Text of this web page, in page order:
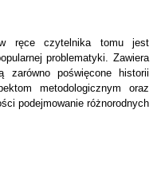
w ręce czytelnika tomu jest
problematyki. Zawiera
zarówno poświęcone historii
metodologicznym oraz
podejmowanie różnorodnych